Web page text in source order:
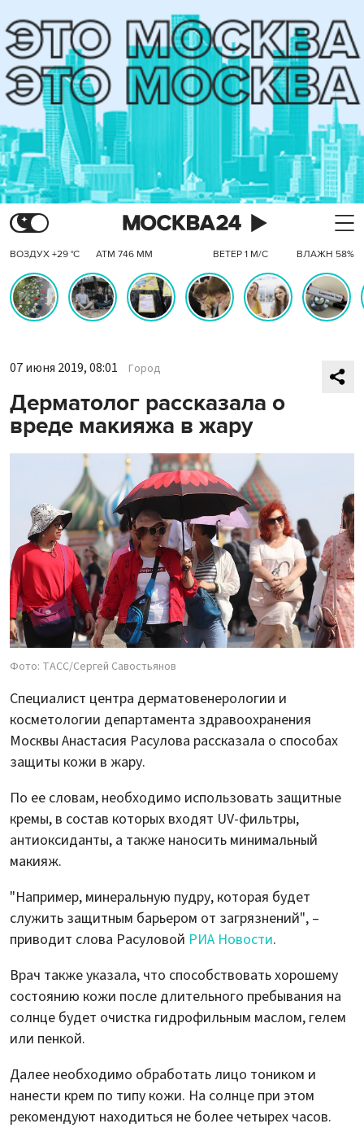
ВОЗДУХ +29 °C АТМ 746 ММ ВЕТЕР 1 М/С ВЛАЖН 58%
07 июня 2019, 08:01 Город
Дерматолог рассказала о
вреде макияжа в жару
Фото: ТАСС/Сергей Савостьянов
Специалист центра дерматовенерологии и
косметологии департамента здравоохранения
Москвы Анастасия Расулова рассказала о способах
защиты кожи в жару.
По ее словам, необходимо использовать защитные
кремы, в состав которых входят UV-фильтры,
антиоксиданты, а также наносить минимальный
макияж.
"Например, минеральную пудру, которая будет
служить защитным барьером от загрязнений", –
приводит слова Расуловой РИА Новости.
Врач также указала, что способствовать хорошему
состоянию кожи после длительного пребывания на
солнце будет очистка гидрофильным маслом, гелем
или пенкой.
Далее необходимо обработать лицо тоником и
нанести крем по типу кожи. На солнце при этом
рекомендуют находиться не более четырех часов.